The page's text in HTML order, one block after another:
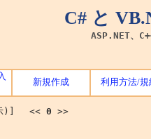
C# と
ASP.NET、
新規作成 利用方法/規
示)] << 0 >>